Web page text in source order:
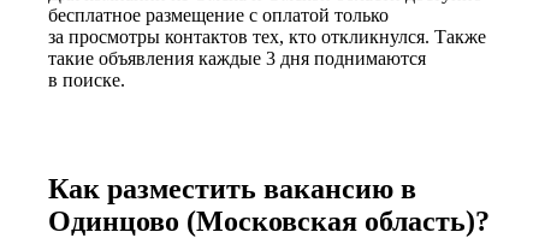
бесплатное размещение с оплатой только
за просмотры контактов тех, кто откликнулся. Также
такие объявления каждые 3 дня поднимаются
в поиске.
Как разместить вакансию в
Одинцово (Московская область)?